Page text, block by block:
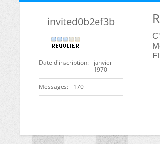
invited0b2ef3b
Date d'inscription
janvier
1970
Messages 170